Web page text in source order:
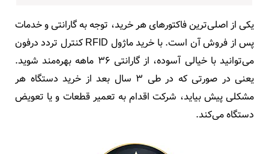
یکی از اصلی‌ترین فاکتورهای هر خرید، توجه به گارانتی و خدمات
پس از فروش آن است. با خرید ماژول RFID کنترل تردد درفون
می‌توانید با خیالی آسوده، از گارانتی 36 ماهه بهره‌مند شوید.
یعنی در صورتی که در طی 3 سال بعد از خرید دستگاه هر
مشکلی پیش بیاید، شرکت اقدام به تعمیر قطعات و یا تعویض
دستگاه می‌کند.